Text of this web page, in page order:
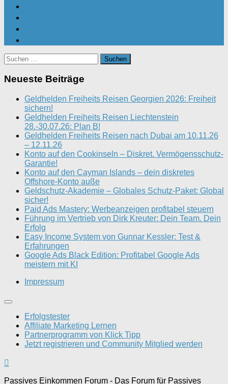
Suchen
nach:
Neueste Beiträge
Geldhelden Freiheits Reisen Georgien 2026: Freiheit
sichern!
Geldhelden Freiheits Reisen Liechtenstein
28.-30.07.26: Plan B!
Geldhelden Freiheits Reisen nach Dubai am 10.11.26
– 12.11.26
Konto auf den Cookinseln – Diskret. Vermögensschutz-
Garantie!
Konto auf den Cayman Islands – dein diskretes
Offshore-Konto auße
Geldschutz-Akademie – Globales Schutz-Paket: Global
sicher!
Paid Ads Mastery: Werbeanzeigen profitabel steuern
Führung im Vertrieb von Dirk Kreuter: Dein Team. Dein
Erfolg
Easy Income System von Gunnar Kessler: Test &
Erfahrungen
Google Ads Black Edition: Profitabel Google Ads
meistern mit KI
Impressum
Erfolgstester
Affiliate Marketing Lernen
Partnerprogramm von Klick Tipp
Jetzt registrieren und Community Mitglied werden
Passives Einkommen Forum - Das Forum für Passives